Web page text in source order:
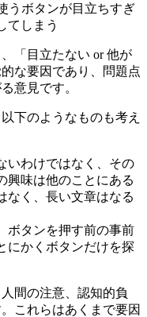
うボタンが目立ちすぎ
てしまう
「目立たない or 他が
な要因であり、問題点
意見です。
下のようなものも考え
いわけではなく、その
興味は他のことにある
なく、長い文章はなる
ボタンを押す前の事前
にかくボタンだけを探
間の注意、認知的負
これらはあくまで要因